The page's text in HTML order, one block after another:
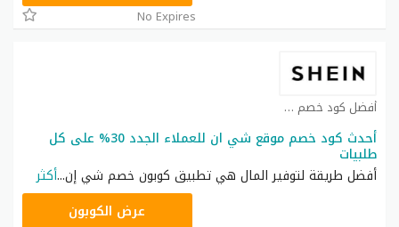
No Expires
أفضل كود خصم شي ان كوبون
أحدث كود خصم موقع شي ان للعملاء الجدد 30% على كل
طلبيات
أفضل طريقة لتوفير المال هي تطبيق كوبون خصم شي إن...أكثر
عرض الكوبون